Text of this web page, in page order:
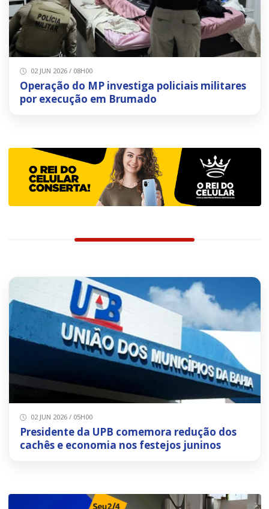
02 JUN 2026 / 08H00
Operação do MP investiga policiais militares
por execução em Brumado
02 JUN 2026 / 05H00
Presidente da UPB comemora redução dos
cachês e economia nos festejos juninos